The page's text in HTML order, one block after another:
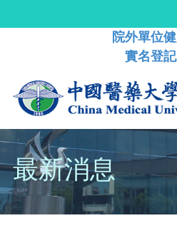
院外單位
實名登
最新消息